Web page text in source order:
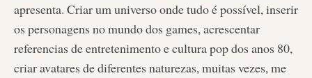
apresenta. Criar um universo onde tudo é possível, inserir
os personagens no mundo dos games, acrescentar
referencias de entretenimento e cultura pop dos anos 80,
criar avatares de diferentes naturezas, muitas vezes, me